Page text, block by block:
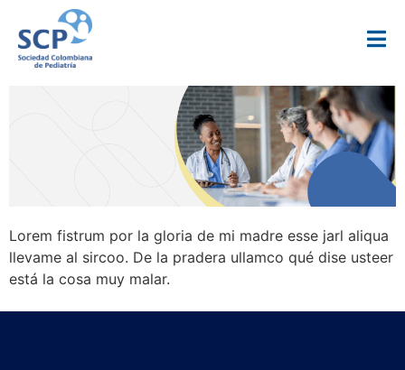
Lorem fistrum por la gloria de mi madre esse jarl aliqua
llevame al sircoo. De la pradera ullamco qué dise usteer
está la cosa muy malar.